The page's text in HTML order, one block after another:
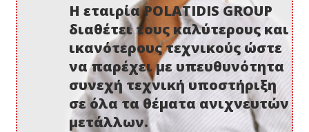
Η εταιρία POLATIDIS GROUP
διαθέτει τους καλύτερους και
ικανότερους τεχνικούς ώστε
να παρέχει με υπευθυνότητα
συνεχή τεχνική υποστήριξη
σε όλα τα θέματα ανιχνευτών
μετάλλων.